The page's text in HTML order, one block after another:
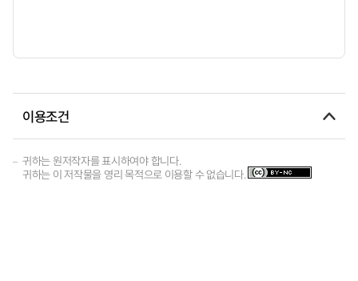
이용조건
귀하는 원저작자를 표시하여야 합니다.
귀하는 이 저작물을 영리 목적으로 이용할 수 없습니다.